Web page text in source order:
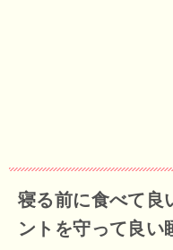
寝る前に食べて良
ントを守って良い